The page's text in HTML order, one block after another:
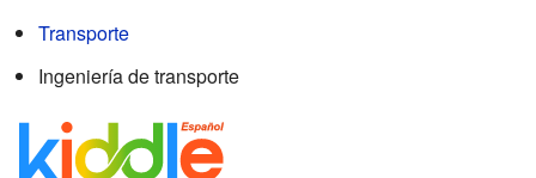
Transporte
Ingeniería de transporte